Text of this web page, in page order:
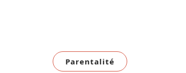
Parentalité